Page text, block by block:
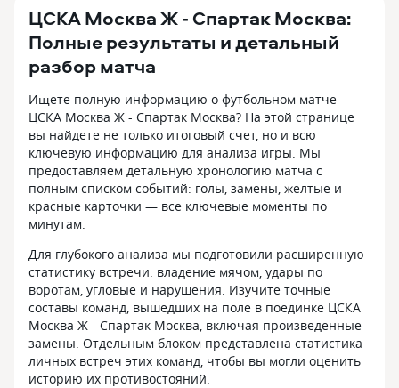
ЦСКА Москва Ж - Спартак Москва:
Полные результаты и детальный
разбор матча
Ищете полную информацию о футбольном матче
ЦСКА Москва Ж - Спартак Москва? На этой странице
вы найдете не только итоговый счет, но и всю
ключевую информацию для анализа игры. Мы
предоставляем детальную хронологию матча с
полным списком событий: голы, замены, желтые и
красные карточки — все ключевые моменты по
минутам.
Для глубокого анализа мы подготовили расширенную
статистику встречи: владение мячом, удары по
воротам, угловые и нарушения. Изучите точные
составы команд, вышедших на поле в поединке ЦСКА
Москва Ж - Спартак Москва, включая произведенные
замены. Отдельным блоком представлена статистика
личных встреч этих команд, чтобы вы могли оценить
историю их противостояний.